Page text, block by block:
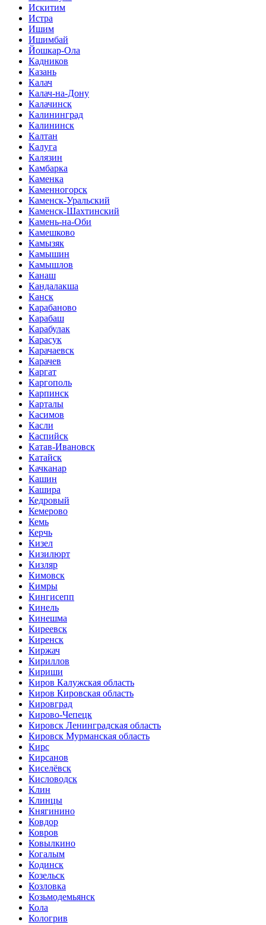
Искитим
Истра
Ишим
Ишимбай
Йошкар-Ола
Кадников
Казань
Калач
Калач-на-Дону
Калачинск
Калининград
Калининск
Калтан
Калуга
Калязин
Камбарка
Каменка
Каменногорск
Каменск-Уральский
Каменск-Шахтинский
Камень-на-Оби
Камешково
Камызяк
Камышин
Камышлов
Канаш
Кандалакша
Канск
Карабаново
Карабаш
Карабулак
Карасук
Карачаевск
Карачев
Каргат
Каргополь
Карпинск
Карталы
Касимов
Касли
Каспийск
Катав-Ивановск
Катайск
Качканар
Кашин
Кашира
Кедровый
Кемерово
Кемь
Керчь
Кизел
Кизилюрт
Кизляр
Кимовск
Кимры
Кингисепп
Кинель
Кинешма
Киреевск
Киренск
Киржач
Кириллов
Кириши
Киров Калужская область
Киров Кировская область
Кировград
Кирово-Чепецк
Кировск Ленинградская область
Кировск Мурманская область
Кирс
Кирсанов
Киселёвск
Кисловодск
Клин
Клинцы
Княгинино
Ковдор
Ковров
Ковылкино
Когалым
Кодинск
Козельск
Козловка
Козьмодемьянск
Кола
Кологрив